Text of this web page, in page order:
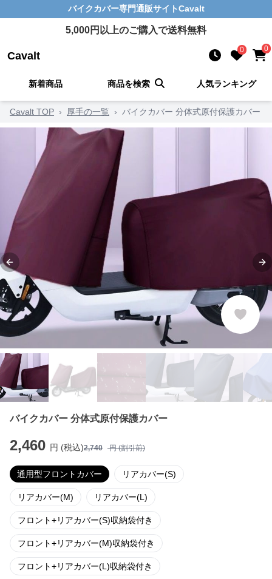
バイクカバー専門通販サイトCavalt
5,000円以上のご購入で送料無料
Cavalt 0 0
新着商品 商品を検索 人気ランキング
Cavalt TOP › 厚手の一覧 › バイクカバー 分体式原付保護カバー
Previous slide
バイクカバー 分体式原付保護カバー
2,460 円 (税込)2,740 円 (割引前)
通用型フロントカバー リアカバー(S)
リアカバー(M) リアカバー(L)
フロント+リアカバー(S)収納袋付き
フロント+リアカバー(M)収納袋付き
フロント+リアカバー(L)収納袋付き